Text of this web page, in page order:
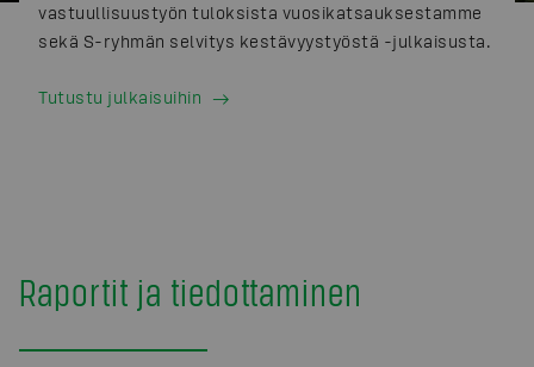
vastuullisuustyön tuloksista vuosikatsauksestamme
sekä S-ryhmän selvitys kestävyystyöstä -julkaisusta.
Tutustu julkaisuihin
Raportit ja tiedottaminen